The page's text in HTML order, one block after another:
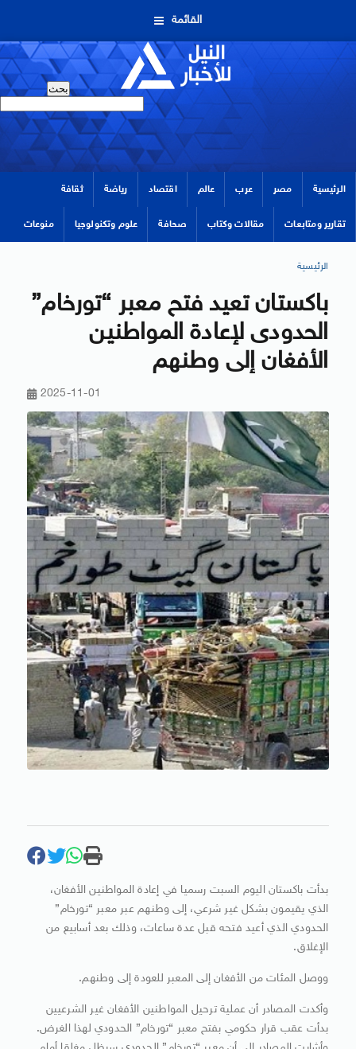
القائمة
الرئيسية مصر عرب عالم اقتصاد رياضة ثقافة
تقارير ومتابعات مقالات وكتاب صحافة علوم وتكنولوجيا منوعات
الرئيسية
باكستان تعيد فتح معبر “تورخام”
الحدودى لإعادة المواطنين
الأفغان إلى وطنهم
2025-11-01
بدأت باكستان اليوم السبت رسميا في إعادة المواطنين الأفغان،
الذي يقيمون بشكل غير شرعي، إلى وطنهم عبر معبر “تورخام”
الحدودي الذي أعيد فتحه قبل عدة ساعات، وذلك بعد أسابيع من
الإغلاق.
ووصل المئات من الأفغان إلى المعبر للعودة إلى وطنهم.
وأكدت المصادر أن عملية ترحيل المواطنين الأفغان غير الشرعيين
بدأت عقب قرار حكومي بفتح معبر “تورخام” الحدودي لهذا الغرض.